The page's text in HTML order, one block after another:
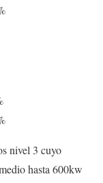
nivel 3 cuyo
hasta 600kw